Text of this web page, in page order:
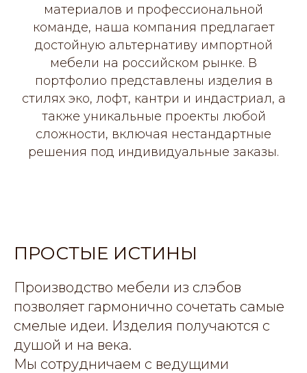
материалов и профессиональной
команде, наша компания предлагает
достойную альтернативу импортной
мебели на российском рынке. В
портфолио представлены изделия в
стилях эко, лофт, кантри и индастриал, а
также уникальные проекты любой
сложности, включая нестандартные
решения под индивидуальные заказы.
ПРОСТЫЕ ИСТИНЫ
Производство мебели из слэбов
позволяет гармонично сочетать самые
смелые идеи. Изделия получаются с
душой и на века.
Мы сотрудничаем с ведущими